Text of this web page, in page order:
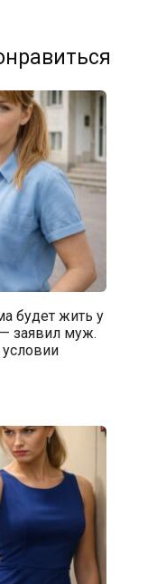
будет жить у
— заявил муж.